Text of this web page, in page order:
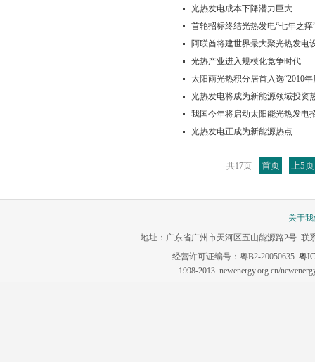
光热发电成本下降潜力巨大
首轮招标终结光热发电“七年之痒
阿联酋将建世界最大聚光热发电
光热产业进入规模化竞争时代
太阳雨光热积分居首入选“2010
光热发电将成为新能源领域投资
我国今年将启动太阳能光热发电
光热发电正成为新能源热点
共17页 首页 上5页
关于
地址：广东省广州市天河区五山能源路2号 联
经营许可证编号：粤B2-20050635 粤
1998-2013 newenergy.org.cn/